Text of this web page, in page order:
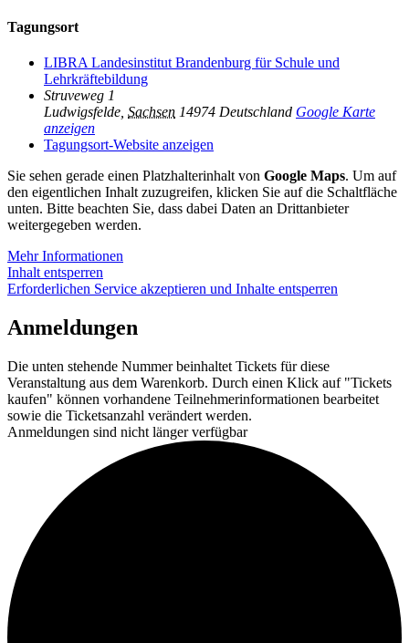
Tagungsort
LIBRA Landesinstitut Brandenburg für Schule und
Lehrkräftebildung
Struveweg 1
Ludwigsfelde Sachsen 14974 Deutschland Google Karte
anzeigen
Tagungsort-Website anzeigen
Sie sehen gerade einen Platzhalterinhalt von Google Maps. Um auf
den eigentlichen Inhalt zuzugreifen, klicken Sie auf die Schaltfläche
unten. Bitte beachten Sie, dass dabei Daten an Drittanbieter
weitergegeben werden.
Mehr Informationen
Inhalt entsperren
Erforderlichen Service akzeptieren und Inhalte entsperren
Anmeldungen
Die unten stehende Nummer beinhaltet Tickets für diese
Veranstaltung aus dem Warenkorb. Durch einen Klick auf "Tickets
kaufen" können vorhandene Teilnehmerinformationen bearbeitet
sowie die Ticketsanzahl verändert werden.
Anmeldungen sind nicht länger verfügbar